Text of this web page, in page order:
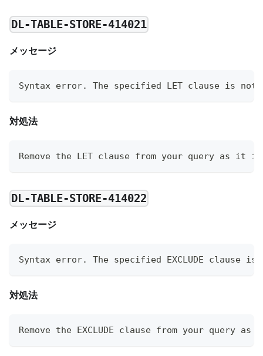
DL-TABLE-STORE-414021
メッセージ
Syntax error. The specified LET clause is not
対処法
Remove the LET clause from your query as it
DL-TABLE-STORE-414022
メッセージ
Syntax error. The specified EXCLUDE clause
対処法
Remove the EXCLUDE clause from your query